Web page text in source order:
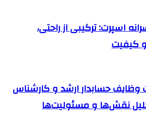
اسپرت: ترکیبی از راحتی،
کیفیت
وظایف حسابدار ارشد و کارشناس
نقش‌ها و مسئولیت‌ها